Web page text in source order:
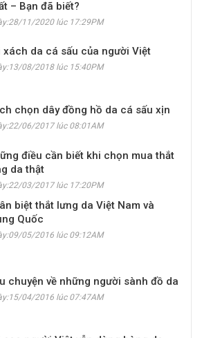
– Bạn đã biết?
11/2020 lúc 17:29PM
xách da cá sấu của người Việt
08/2018 lúc 15:40PM
chọn dây đồng hồ da cá sấu xịn
06/2017 lúc 08:01AM
điều cần biết khi chọn mua thắt
da thật
03/2017 lúc 17:20PM
biệt thắt lưng da Việt Nam và
Quốc
05/2016 lúc 09:12AM
chuyện về những người sành đồ da
04/2016 lúc 07:47AM